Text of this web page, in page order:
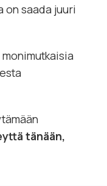
saada juuri
tänään,